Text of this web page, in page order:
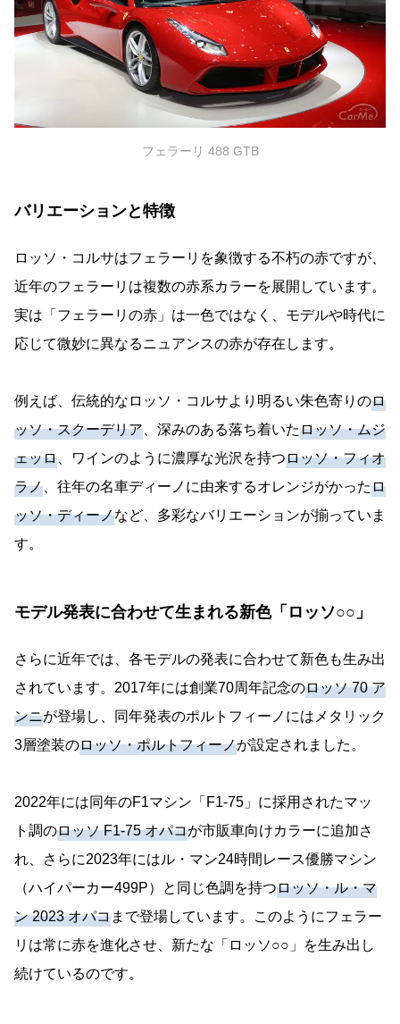
フェラーリ 488 GTB
バリエーションと特徴
ロッソ・コルサはフェラーリを象徴する不朽の赤ですが、
近年のフェラーリは複数の赤系カラーを展開しています。
実は「フェラーリの赤」は一色ではなく、モデルや時代に
応じて微妙に異なるニュアンスの赤が存在します。
例えば、伝統的なロッソ・コルサより明るい朱色寄りのロ
ッソ・スクーデリア 、深みのある落ち着いたロッソ・ムジ
ェッロ 、ワインのように濃厚な光沢を持つロッソ・フィオ
ラノ 、往年の名車ディーノに由来するオレンジがかったロ
ッソ・ディーノなど、多彩なバリエーションが揃っていま
す。
モデル発表に合わせて生まれる新色「ロッソ○○」
さらに近年では、各モデルの発表に合わせて新色も生み出
されています。2017年には創業70周年記念のロッソ 70 ア
ンニが登場し、同年発表のポルトフィーノにはメタリック
3層塗装のロッソ・ポルトフィーノが設定されました。
2022年には同年のF1マシン「F1-75」に採用されたマッ
ト調のロッソ F1-75 オパコが市販車向けカラーに追加さ
れ、さらに2023年にはル・マン24時間レース優勝マシン
（ハイパーカー499P）と同じ色調を持つロッソ・ル・マ
ン 2023 オパコまで登場しています。このようにフェラー
リは常に赤を進化させ、新たな「ロッソ○○」を生み出し
続けているのです。